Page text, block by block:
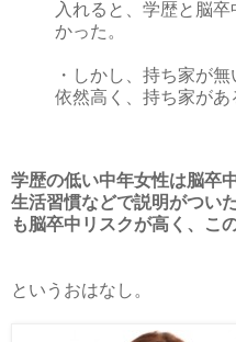
入れると、学歴と脳
かった。
・しかし、持ち家が
依然高く、持ち家があ
学歴の低い中年女性は脳卒
生活習慣などで説明がつい
も脳卒中リスクが高く、こ
というおはなし。